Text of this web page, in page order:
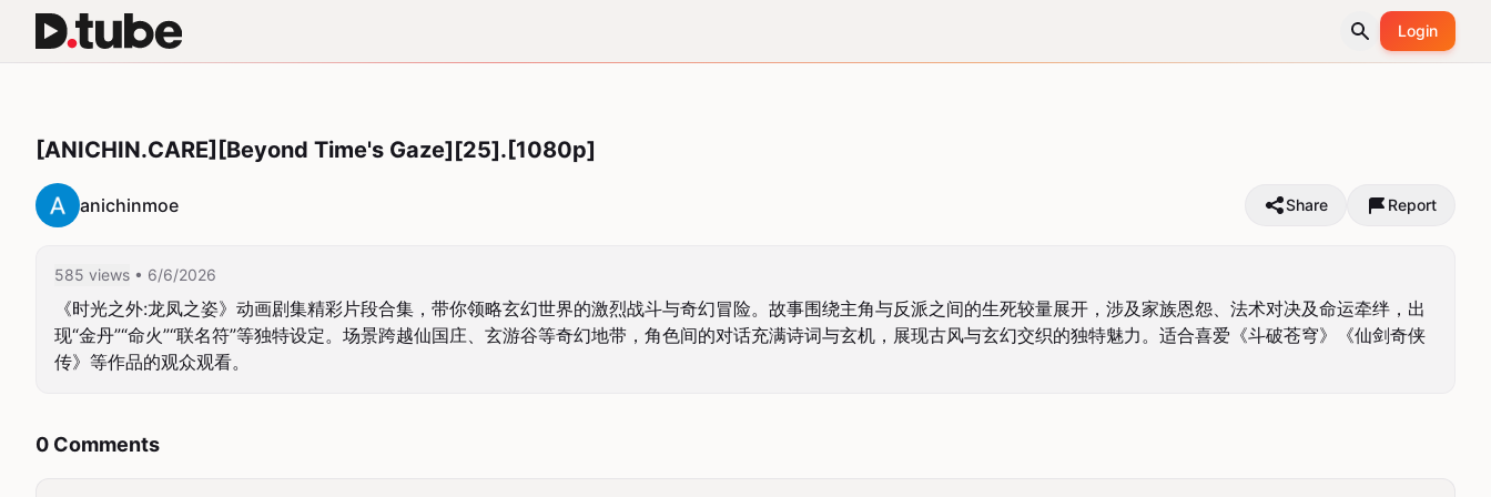
Login
[ANICHIN.CARE][Beyond Time's Gaze][25].[1080p]
anichinmoe Share Report
585 views • 6/6/2026
《时光之外:龙凤之姿》动画剧集精彩片段合集，带你领略玄幻世界的激烈战斗与奇幻冒险。故事围绕主角与反派之间的生死较量展开，涉及家族恩怨、法术对决及命运牵绊，出
现“金丹”“命火”“联名符”等独特设定。场景跨越仙国庄、玄游谷等奇幻地带，角色间的对话充满诗词与玄机，展现古风与玄幻交织的独特魅力。适合喜爱《斗破苍穹》《仙剑奇侠
传》等作品的观众观看。
0 Comments